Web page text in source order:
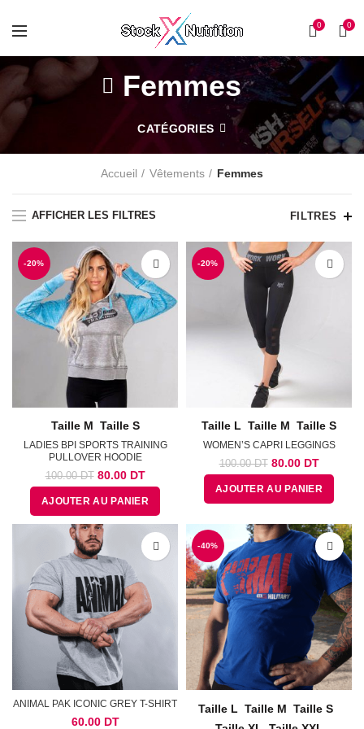
0 0
Femmes
CATÉGORIES
Accueil Vêtements Femmes
AFFICHER LES FILTRES FILTRES
-20%
Taille M Taille S
LADIES BPI SPORTS TRAINING
PULLOVER HOODIE
100.00DT Le
prix
initial
était :
100.00
DT.
80.00DTLe
prix
actuel
est :
80.00
DT.
AJOUTER AU PANIER
-20%
Taille L Taille M Taille S
WOMEN’S CAPRI LEGGINGS
100.00DT Le
prix
initial
était :
100.00
DT.
80.00DTLe
prix
actuel
est :
80.00
DT.
AJOUTER AU PANIER
ANIMAL PAK ICONIC GREY T-SHIRT
60.00DT
-40%
Taille L Taille M Taille S